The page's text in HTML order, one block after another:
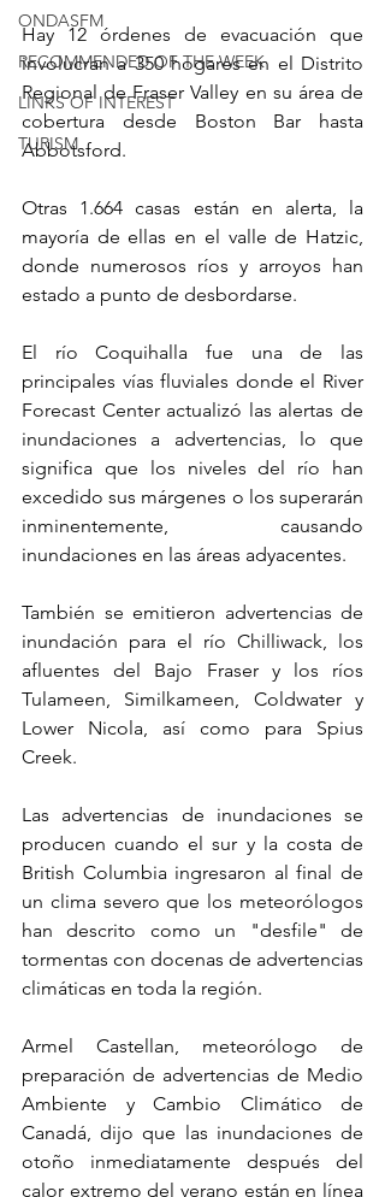
ONDASFM
RECOMMENDED OF THE WEEK
LINKS OF INTEREST
TURISM
Hay 12 órdenes de evacuación que
involucran a 350 hogares en el Distrito
Regional de Fraser Valley en su área de
cobertura desde Boston Bar hasta
Abbotsford.
Otras 1.664 casas están en alerta, la
mayoría de ellas en el valle de Hatzic,
donde numerosos ríos y arroyos han
estado a punto de desbordarse.
El río Coquihalla fue una de las
principales vías fluviales donde el River
Forecast Center actualizó las alertas de
inundaciones a advertencias, lo que
significa que los niveles del río han
excedido sus márgenes o los superarán
inminentemente, causando
inundaciones en las áreas adyacentes.
También se emitieron advertencias de
inundación para el río Chilliwack, los
afluentes del Bajo Fraser y los ríos
Tulameen, Similkameen, Coldwater y
Lower Nicola, así como para Spius
Creek.
Las advertencias de inundaciones se
producen cuando el sur y la costa de
British Columbia ingresaron al final de
un clima severo que los meteorólogos
han descrito como un "desfile" de
tormentas con docenas de advertencias
climáticas en toda la región.
Armel Castellan, meteorólogo de
preparación de advertencias de Medio
Ambiente y Cambio Climático de
Canadá, dijo que las inundaciones de
otoño inmediatamente después del
calor extremo del verano están en línea